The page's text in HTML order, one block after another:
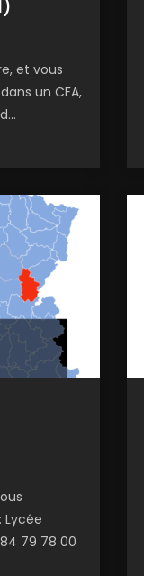
et vous
un CFA,
Lycée
79 78 00